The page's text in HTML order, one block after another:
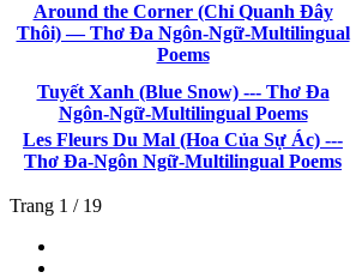
Around the Corner (Chỉ Quanh Đây
Thôi) — Thơ Đa Ngôn-Ngữ-Multilingual
Poems
Tuyết Xanh (Blue Snow) --- Thơ Đa
Ngôn-Ngữ-Multilingual Poems
Les Fleurs Du Mal (Hoa Của Sự Ác) ---
Thơ Đa-Ngôn Ngữ-Multilingual Poems
Trang 1 / 19